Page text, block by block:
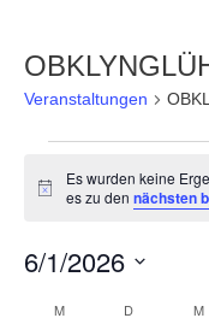
Veranstaltungen
Hinweis
Es wurden keine
es zu dennächsten
6/1/2026
KALENDER
M D M